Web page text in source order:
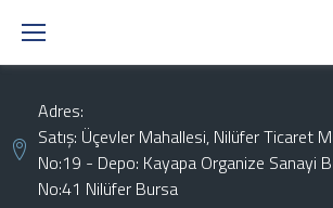
Skip
Adres:
Satış: Üçevler Mahallesi, Nilüfer Ticaret
No:19 - Depo: Kayapa Organize Sanayi
No:41 Nilüfer Bursa